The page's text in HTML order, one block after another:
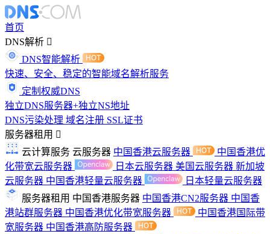
首页
DNS解析
DNS智能解析
快速、安全、稳定的智能域名解析服务
定制权威DNS
独立DNS服务器+独立NS地址
DNS污染处理 域名注册 SSL证书
服务器租用
云计算服务 云服务器 中国香港云服务器
中国香港优
化带宽云服务器
日本云服务器 美国云服务器 新加坡
云服务器 中国香港轻量云服务器
日本轻量云服务器
服务器租用 中国香港服务器 中国香港CN2服务器 中国香
港站群服务器 中国香港优化带宽服务器
中国香港国际带
宽服务器 中国香港高防服务器